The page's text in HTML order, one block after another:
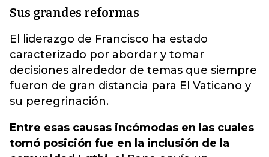
Sus grandes reformas
El liderazgo de Francisco ha estado
caracterizado por abordar y tomar
decisiones alrededor de temas que siempre
fueron de gran distancia para El Vaticano y
su peregrinación.
Entre esas causas incómodas en las cuales
tomó posición fue en la inclusión de la